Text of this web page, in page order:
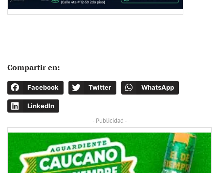
Compartir en:
Facebook Twitter WhatsApp
LinkedIn
- Publicidad -